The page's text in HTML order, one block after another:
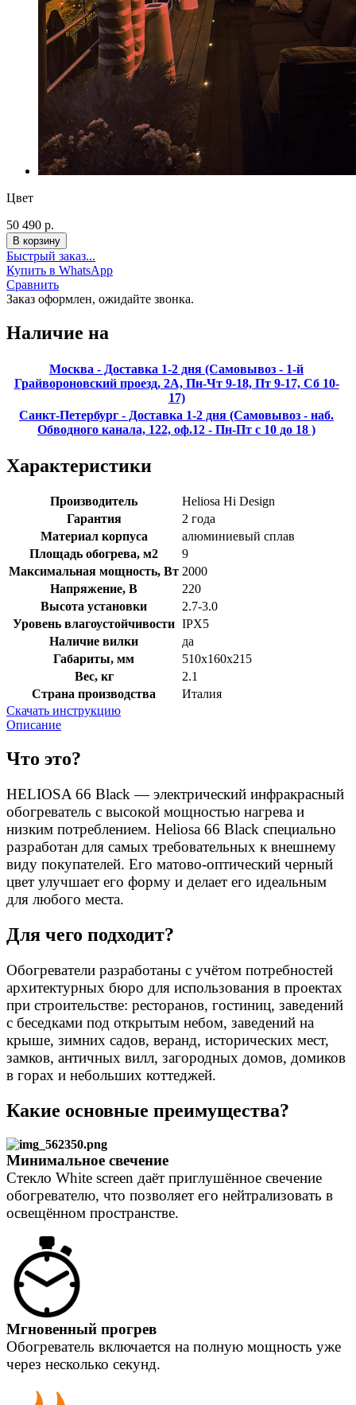
Цвет
50 490 р.
Быстрый заказ...
Купить в WhatsApp
Сравнить
Заказ оформлен, ожидайте звонка.
Наличие на
Москва - Доставка 1-2 дня (Самовывоз - 1-й
Грайвороновский проезд, 2А, Пн-Чт 9-18, Пт 9-17, Сб 10-
17)
Санкт-Петербург - Доставка 1-2 дня (Самовывоз - наб.
Обводного канала, 122, оф.12 - Пн-Пт с 10 до 18 )
Характеристики
Производитель
Heliosa Hi Design
Гарантия
2 года
Материал корпуса
алюминиевый сплав
Площадь обогрева, м2
9
Максимальная мощность, Вт 2000
Напряжение, В
220
Высота установки
2.7-3.0
Уровень влагоустойчивости IPX5
Наличие вилки
да
Габариты, мм
510х160х215
Вес, кг
2.1
Страна производства
Италия
Скачать инструкцию
Описание
Что это?
HELIOSA 66 Black — электрический инфракрасный
обогреватель с высокой мощностью нагрева и
низким потреблением. Heliosa 66 Black специально
разработан для самых требовательных к внешнему
виду покупателей. Его матово-оптический черный
цвет улучшает его форму и делает его идеальным
для любого места.
Для чего подходит?
Обогреватели разработаны с учётом потребностей
архитектурных бюро для использования в проектах
при строительстве: ресторанов, гостиниц, заведений
с беседками под открытым небом, заведений на
крыше, зимних садов, веранд, исторических мест,
замков, античных вилл, загородных домов, домиков
в горах и небольших коттеджей.
Какие основные преимущества?
Минимальное свечение
Cтекло White screen даёт приглушённое свечение
обогревателю, что позволяет его нейтрализовать в
освещённом пространстве.
Мгновенный прогрев
Обогреватель включается на полную мощность уже
через несколько секунд.